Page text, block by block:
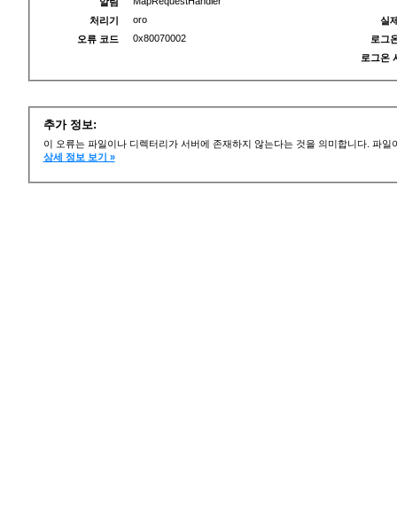
처리기
oro
오류 코드
0x80070002
실
로그
로그온
추가 정보:
이 오류는 파일이나 디렉터리가 서버에 존재하지 않는다는 것을 의미합니다. 파
상세 정보 보기 »